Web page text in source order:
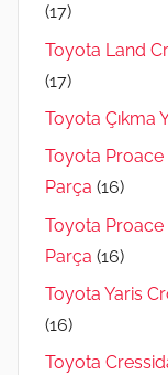
(17)
Toyota Land
(17)
Toyota Çıkma
Toyota Proace
Parça (16)
Toyota Proace
Parça (16)
Toyota Yaris
(16)
Toyota